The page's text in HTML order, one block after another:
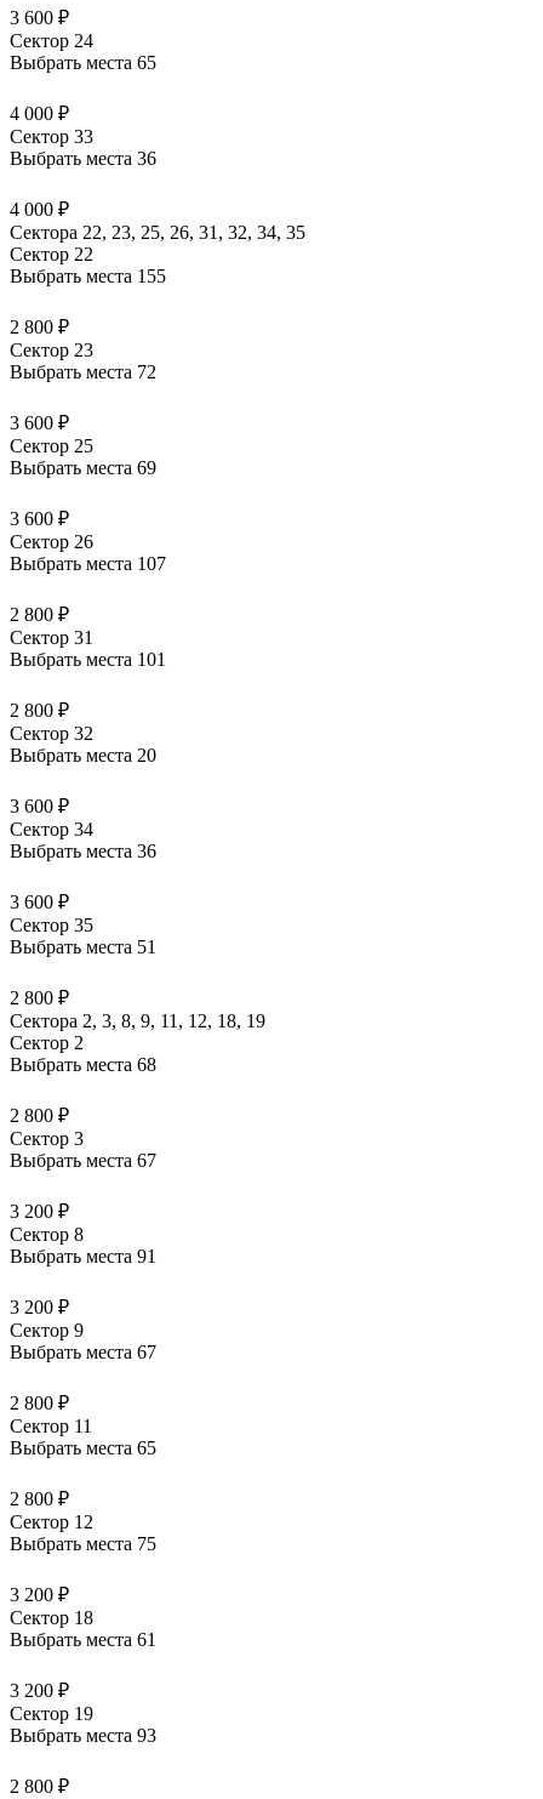
3 600 ₽
Сектор 24
Выбрать места 65
4 000 ₽
Сектор 33
Выбрать места 36
4 000 ₽
Сектора 22, 23, 25, 26, 31, 32, 34, 35
Сектор 22
Выбрать места 155
2 800 ₽
Сектор 23
Выбрать места 72
3 600 ₽
Сектор 25
Выбрать места 69
3 600 ₽
Сектор 26
Выбрать места 107
2 800 ₽
Сектор 31
Выбрать места 101
2 800 ₽
Сектор 32
Выбрать места 20
3 600 ₽
Сектор 34
Выбрать места 36
3 600 ₽
Сектор 35
Выбрать места 51
2 800 ₽
Сектора 2, 3, 8, 9, 11, 12, 18, 19
Сектор 2
Выбрать места 68
2 800 ₽
Сектор 3
Выбрать места 67
3 200 ₽
Сектор 8
Выбрать места 91
3 200 ₽
Сектор 9
Выбрать места 67
2 800 ₽
Сектор 11
Выбрать места 65
2 800 ₽
Сектор 12
Выбрать места 75
3 200 ₽
Сектор 18
Выбрать места 61
3 200 ₽
Сектор 19
Выбрать места 93
2 800 ₽